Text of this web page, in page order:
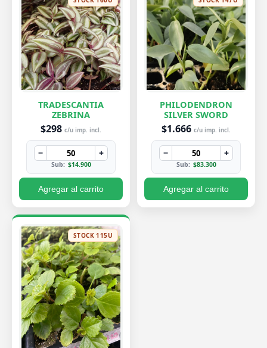
TRADESCANTIA
ZEBRINA
$298 c/u imp. incl.
− +
Sub: $14.900
Agregar al carrito
PHILODENDRON
SILVER SWORD
$1.666 c/u imp. incl.
− +
Sub: $83.300
Agregar al carrito
STOCK 115U